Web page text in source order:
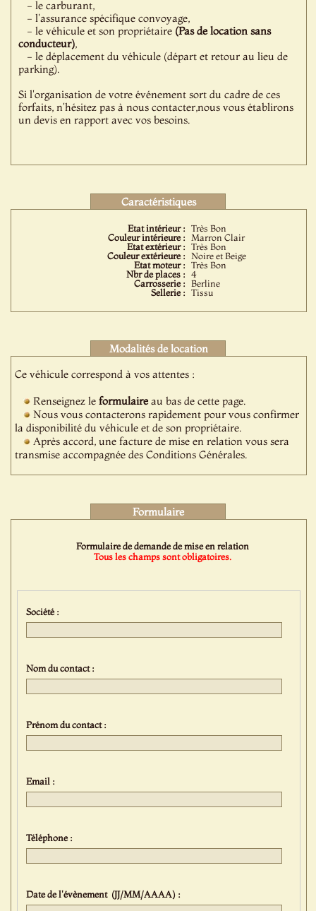
- le carburant,
- l'assurance spécifique convoyage,
- le véhicule et son propriétaire (Pas de location sans
conducteur),
- le déplacement du véhicule (départ et retour au lieu de
parking).
Si l'organisation de votre événement sort du cadre de ces
forfaits, n'hésitez pas à nous contacter,nous vous établirons
un devis en rapport avec vos besoins.
Caractéristiques
Etat intérieur : Très Bon
Couleur intérieure :
Marron Clair
Etat extérieur : Très Bon
Couleur extérieure : Noire et Beige
Etat moteur : Très Bon
Nbr de places : 4
Carrosserie : Berline
Sellerie : Tissu
Modalités de location
Ce véhicule correspond à vos attentes :
Renseignez leformulaireau bas de cette page.
Nous vous contacterons rapidement pour vous confirmer
la disponibilité du véhicule et de son propriétaire.
Après accord, une facture de mise en relation vous sera
transmise accompagnée des Conditions Générales.
Formulaire
Formulaire de demande de mise en relation
Tous les champs sont obligatoires.
Société :
Nom du contact :
Prénom du contact :
Email :
Téléphone :
Date de l'évènement (JJ/MM/AAAA) :